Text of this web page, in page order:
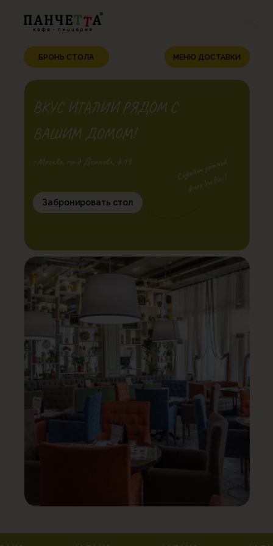
БРОНЬ СТОЛА МЕНЮ ДОСТАВКИ
ВКУС ИТАЛИИ РЯДОМ С
ВАШИМ ДОМОМ!
г.Москва, пр-д Дежнева, д.13
Забронировать стол
Создадим уютный
вечер для Вас!